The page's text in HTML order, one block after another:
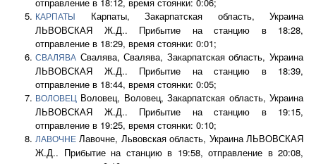
КАРПАТЫ
Карпаты, Закарпатская область, Украина
ЛЬВОВСКАЯ Ж.Д.. Прибытие на станцию в 18:28,
отправление в 18:29, время стоянки: 0:01;
СВАЛЯВА Свалява, Свалява, Закарпатская область, Украина
ЛЬВОВСКАЯ Ж.Д.. Прибытие на станцию в 18:39,
отправление в 18:44, время стоянки: 0:05;
ВОЛОВЕЦ Воловец, Воловец, Закарпатская область, Украина
ЛЬВОВСКАЯ Ж.Д.. Прибытие на станцию в 19:15,
отправление в 19:25, время стоянки: 0:10;
ЛАВОЧНЕ Лавочне, Львовская область, Украина ЛЬВОВСКАЯ
Ж.Д.. Прибытие на станцию в 19:58, отправление в 20:08,